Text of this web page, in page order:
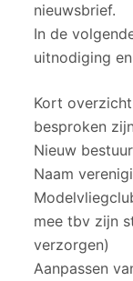
nieuwsbrief.
In de
uitnodiging
Kort
besproken
Nieuw
Naam
mee tbv zijn
verzorgen)
Aanpassen